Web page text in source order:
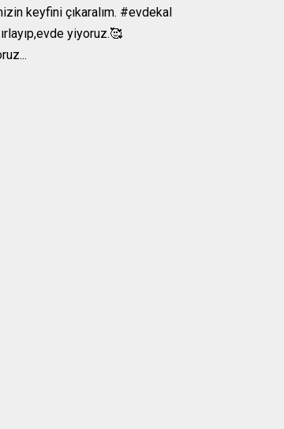
keyfini çıkaralım. #evdekal
yiyoruz.🥰